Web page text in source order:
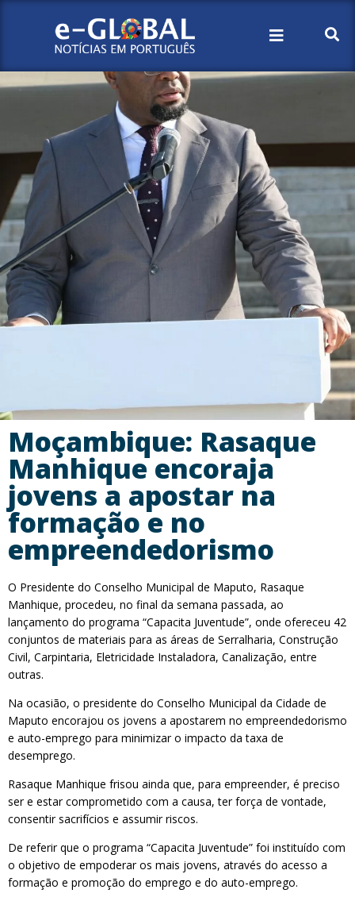
Moçambique: Rasaque
Manhique encoraja
jovens a apostar na
formação e no
empreendedorismo
O Presidente do Conselho Municipal de Maputo, Rasaque
Manhique, procedeu, no final da semana passada, ao
lançamento do programa “Capacita Juventude”, onde ofereceu 42
conjuntos de materiais para as áreas de Serralharia, Construção
Civil, Carpintaria, Eletricidade Instaladora, Canalização, entre
outras.
Na ocasião, o presidente do Conselho Municipal da Cidade de
Maputo encorajou os jovens a apostarem no empreendedorismo
e auto-emprego para minimizar o impacto da taxa de
desemprego.
Rasaque Manhique frisou ainda que, para empreender, é preciso
ser e estar comprometido com a causa, ter força de vontade,
consentir sacrifícios e assumir riscos.
De referir que o programa “Capacita Juventude” foi instituído com
o objetivo de empoderar os mais jovens, através do acesso a
formação e promoção do emprego e do auto-emprego.